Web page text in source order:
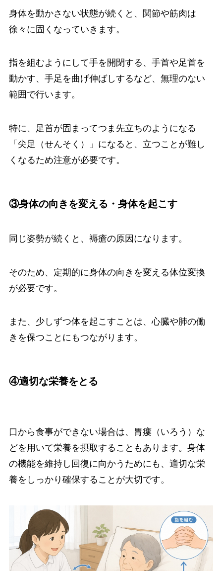
身体を動かさない状態が続くと、関節や筋肉は
徐々に固くなっていきます。
指を組むようにして手を開閉する、手首や足首を
動かす、手足を曲げ伸ばしするなど、無理のない
範囲で行います。
特に、足首が固まってつま先立ちのようになる
「尖足（せんそく）」になると、立つことが難し
くなるため注意が必要です。
③身体の向きを変える・身体を起こす
同じ姿勢が続くと、褥瘡の原因になります。
そのため、定期的に身体の向きを変える体位変換
が必要です。
また、少しずつ体を起こすことは、心臓や肺の働
きを保つことにもつながります。
④適切な栄養をとる
口から食事ができない場合は、胃瘻（いろう）な
どを用いて栄養を摂取することもあります。身体
の機能を維持し回復に向かうためにも、適切な栄
養をしっかり確保することが大切です。